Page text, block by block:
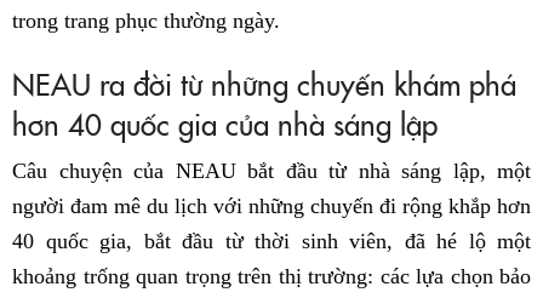
trong trang phục thường ngày.
NEAU ra đời từ những chuyến khám phá
hơn 40 quốc gia của nhà sáng lập
Câu chuyện của NEAU bắt đầu từ nhà sáng lập, một
người đam mê du lịch với những chuyến đi rộng khắp hơn
40 quốc gia, bắt đầu từ thời sinh viên, đã hé lộ một
khoảng trống quan trọng trên thị trường: các lựa chọn bảo